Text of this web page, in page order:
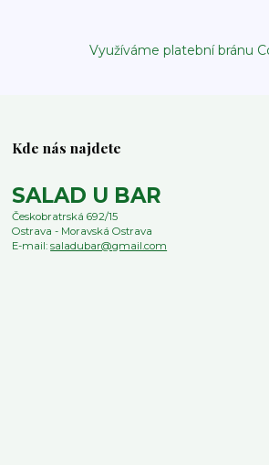
Využíváme platební bránu
Kde nás najdete
SALAD U BAR
Českobratrská 692/15
Ostrava - Moravská Ostrava
E-mail:saladubar@gmail.com